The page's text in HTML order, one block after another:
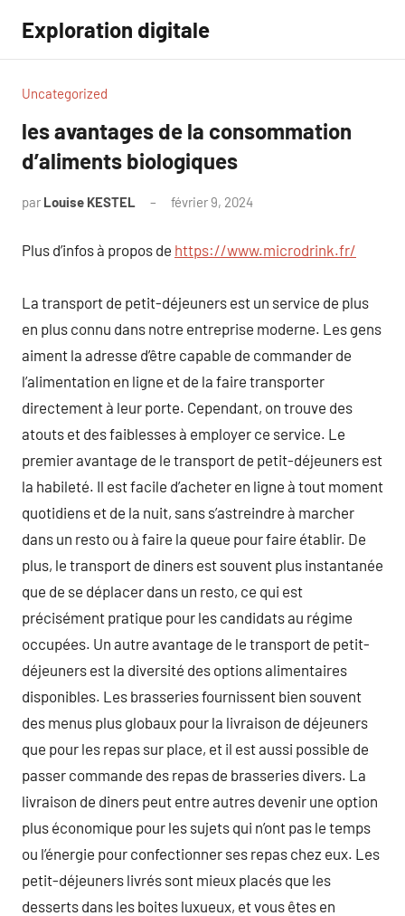
contenu
Exploration digitale
Uncategorized
les avantages de la consommation
d’aliments biologiques
par Louise KESTEL février 9, 2024
Plus d’infos à propos de https://www.microdrink.fr/
La transport de petit-déjeuners est un service de plus
en plus connu dans notre entreprise moderne. Les gens
aiment la adresse d’être capable de commander de
l’alimentation en ligne et de la faire transporter
directement à leur porte. Cependant, on trouve des
atouts et des faiblesses à employer ce service. Le
premier avantage de le transport de petit-déjeuners est
la habileté. Il est facile d’acheter en ligne à tout moment
quotidiens et de la nuit, sans s’astreindre à marcher
dans un resto ou à faire la queue pour faire établir. De
plus, le transport de diners est souvent plus instantanée
que de se déplacer dans un resto, ce qui est
précisément pratique pour les candidats au régime
occupées. Un autre avantage de le transport de petit-
déjeuners est la diversité des options alimentaires
disponibles. Les brasseries fournissent bien souvent
des menus plus globaux pour la livraison de déjeuners
que pour les repas sur place, et il est aussi possible de
passer commande des repas de brasseries divers. La
livraison de diners peut entre autres devenir une option
plus économique pour les sujets qui n’ont pas le temps
ou l’énergie pour confectionner ses repas chez eux. Les
petit-déjeuners livrés sont mieux placés que les
desserts dans les boites luxueux, et vous êtes en